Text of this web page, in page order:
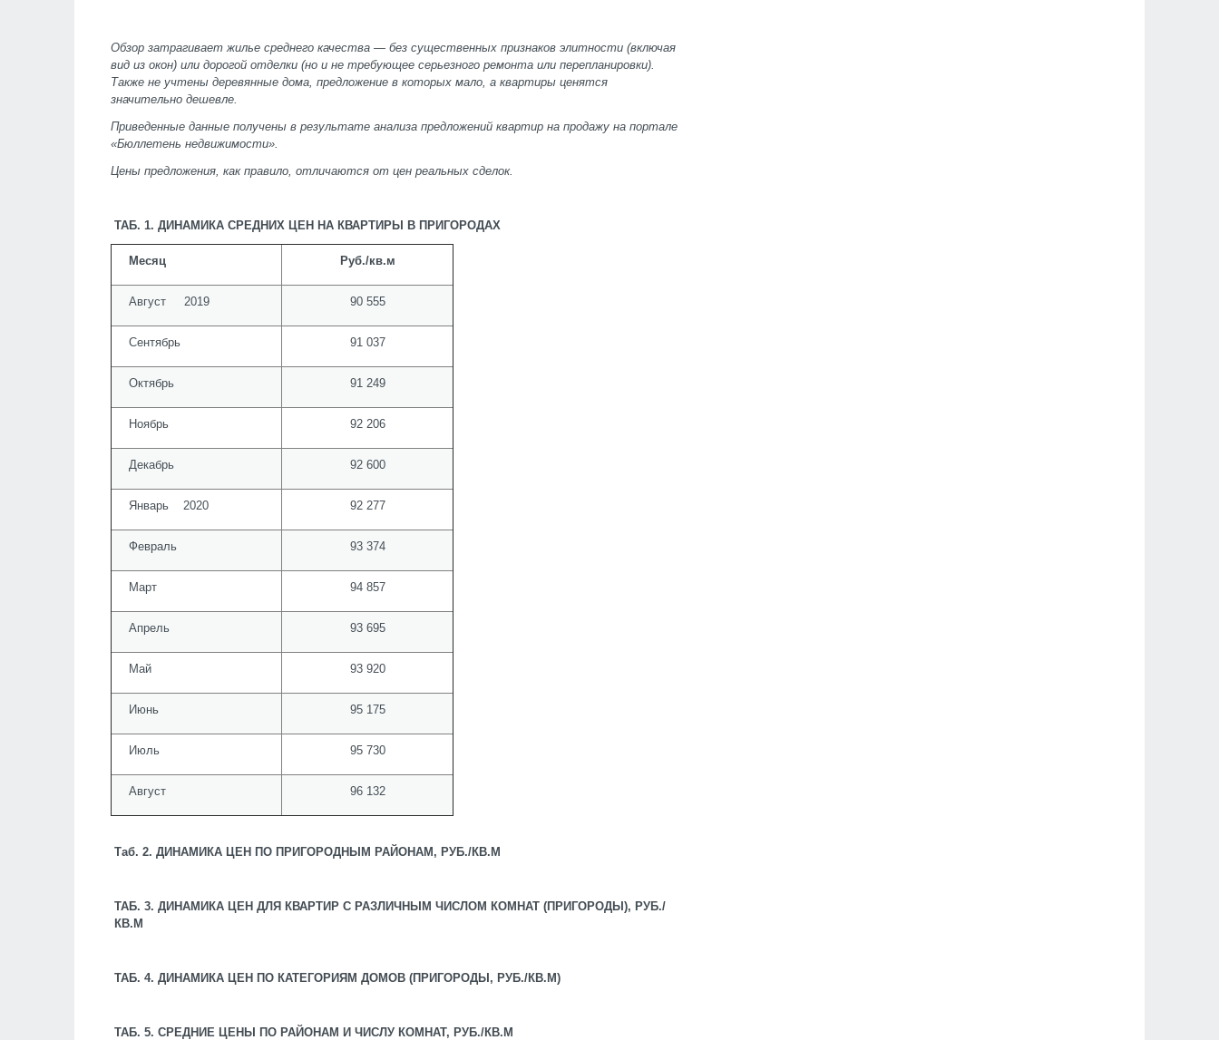
Обзор затрагивает жилье среднего качества — без существенных признаков элитности (включая
вид из окон) или дорогой отделки (но и не требующее серьезного ремонта или перепланировки).
Также не учтены деревянные дома, предложение в которых мало, а квартиры ценятся
значительно дешевле.
Приведенные данные получены в результате анализа предложений квартир на продажу на портале
«Бюллетень недвижимости».
Цены предложения, как правило, отличаются от цен реальных сделок.
ТАБ. 1. ДИНАМИКА СРЕДНИХ ЦЕН НА КВАРТИРЫ В ПРИГОРОДАХ
Месяц Руб./кв.м
Август 2019 90 555
Сентябрь 91 037
Октябрь 91 249
Ноябрь 92 206
Декабрь 92 600
Январь 2020 92 277
Февраль 93 374
Март 94 857
Апрель 93 695
Май 93 920
Июнь 95 175
Июль 95 730
Август 96 132
Таб. 2. ДИНАМИКА ЦЕН ПО ПРИГОРОДНЫМ РАЙОНАМ, РУБ./КВ.М
ТАБ. 3. ДИНАМИКА ЦЕН ДЛЯ КВАРТИР С РАЗЛИЧНЫМ ЧИСЛОМ КОМНАТ (ПРИГОРОДЫ), РУБ./
КВ.М
ТАБ. 4. ДИНАМИКА ЦЕН ПО КАТЕГОРИЯМ ДОМОВ (ПРИГОРОДЫ, РУБ./КВ.М)
ТАБ. 5. СРЕДНИЕ ЦЕНЫ ПО РАЙОНАМ И ЧИСЛУ КОМНАТ, РУБ./КВ.М